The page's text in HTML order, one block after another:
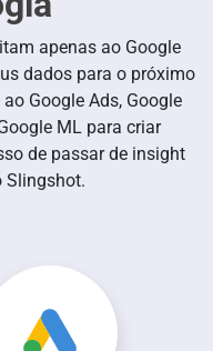
apenas ao Google
dados para o próximo
Google Ads, Google
ML para criar
de passar de insight
Slingshot.